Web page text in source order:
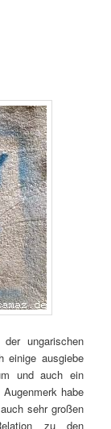
ungarischen
einige ausgiebe
und auch ein
habe
sehr großen
zu den